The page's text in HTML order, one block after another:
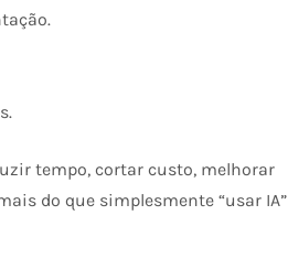
tempo, cortar custo, melhorar
do que simplesmente “usar IA”